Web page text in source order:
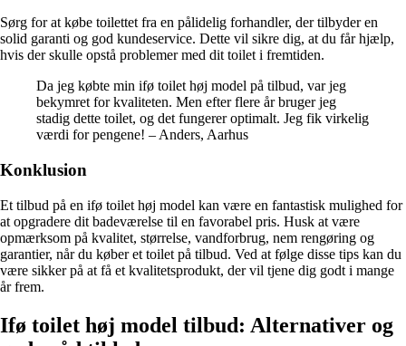
Sørg for at købe toilettet fra en pålidelig forhandler, der tilbyder en
solid garanti og god kundeservice. Dette vil sikre dig, at du får hjælp,
hvis der skulle opstå problemer med dit toilet i fremtiden.
Da jeg købte min ifø toilet høj model på tilbud, var jeg
bekymret for kvaliteten. Men efter flere år bruger jeg
stadig dette toilet, og det fungerer optimalt. Jeg fik virkelig
værdi for pengene! – Anders, Aarhus
Konklusion
Et tilbud på en ifø toilet høj model kan være en fantastisk mulighed for
at opgradere dit badeværelse til en favorabel pris. Husk at være
opmærksom på kvalitet, størrelse, vandforbrug, nem rengøring og
garantier, når du køber et toilet på tilbud. Ved at følge disse tips kan du
være sikker på at få et kvalitetsprodukt, der vil tjene dig godt i mange
år frem.
Ifø toilet høj model tilbud: Alternativer og